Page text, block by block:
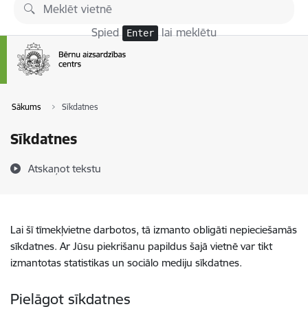
Pāriet uz lapas saturu
Spied Enter lai meklētu
Sākums Sīkdatnes
Sīkdatnes
Atskaņot tekstu
Lai šī tīmekļvietne darbotos, tā izmanto obligāti nepieciešamās
sīkdatnes. Ar Jūsu piekrišanu papildus šajā vietnē var tikt
izmantotas statistikas un sociālo mediju sīkdatnes.
Pielāgot sīkdatnes